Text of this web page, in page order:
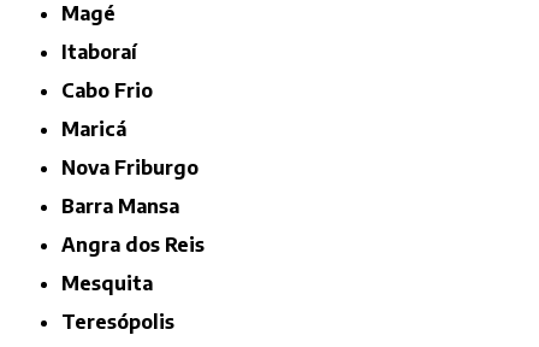
Magé
Itaboraí
Cabo Frio
Maricá
Nova Friburgo
Barra Mansa
Angra dos Reis
Mesquita
Teresópolis